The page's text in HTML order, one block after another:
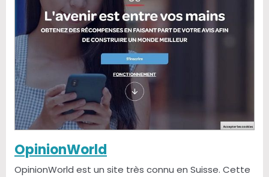
OpinionWorld
OpinionWorld est un site très connu en Suisse. Cette